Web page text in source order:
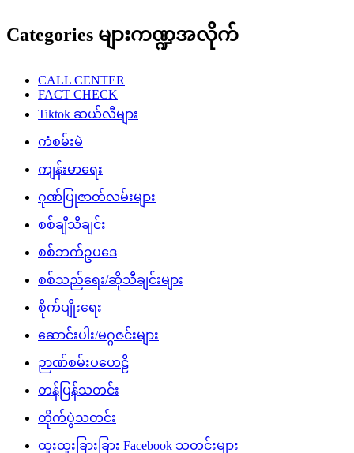
Categories များကဏ္ဍအလိုက်
CALL CENTER
FACT CHECK
Tiktok ဆယ်လီများ
ကံစမ်းမဲ
ကျန်းမာရေး
ဂုဏ်ပြုဇာတ်လမ်းများ
စစ်ချီသီချင်း
စစ်ဘက်ဥပဒေ
စစ်သည်ရေး/ဆိုသီချင်းများ
စိုက်ပျိုးရေး
ဆောင်းပါး/မဂ္ဂဇင်းများ
ဉာဏ်စမ်းပဟေဠိ
တန်ပြန်သတင်း
တိုက်ပွဲသတင်း
ထူးထူးခြားခြား Facebook သတင်းများ